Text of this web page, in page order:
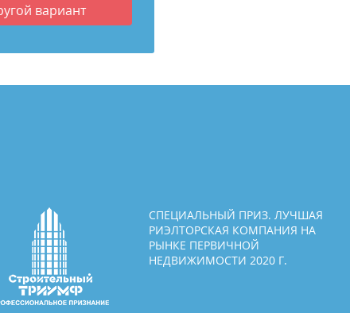
вариант
СПЕЦИАЛЬНЫЙ ПРИЗ. ЛУЧШАЯ
РИЭЛТОРСКАЯ КОМПАНИЯ НА
РЫНКЕ ПЕРВИЧНОЙ
НЕДВИЖИМОСТИ 2020 Г.